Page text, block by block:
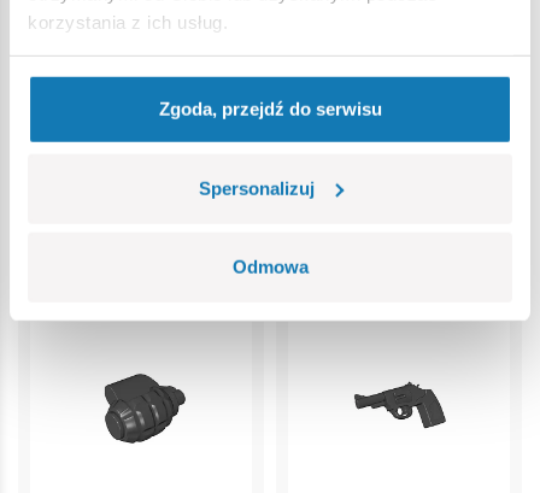
korzystania z ich usług.
Zgoda, przejdź do serwisu
Spersonalizuj
Odmowa
COBI110272
Wybierz wariant
1,00 zł
Dodaj do koszyka